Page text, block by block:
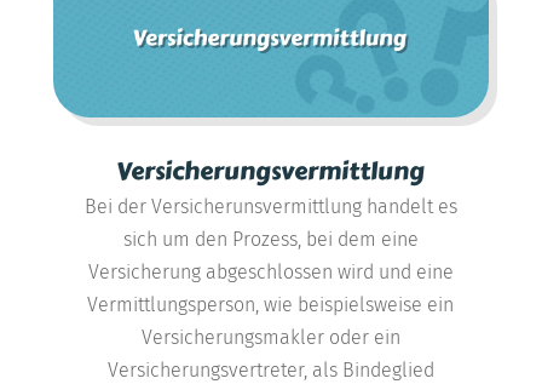
Versicherungsvermittlung
Bei der Versicherunsvermittlung handelt es
sich um den Prozess, bei dem eine
Versicherung abgeschlossen wird und eine
Vermittlungsperson, wie beispielsweise ein
Versicherungsmakler oder ein
Versicherungsvertreter, als Bindeglied